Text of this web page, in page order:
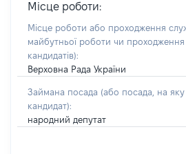
Місце роботи:
Місце роботи або проходження
майбутньої роботи чи
кандидатів):
Верховна Рада України
Займана посада (або посада, на
кандидат):
народний депутат